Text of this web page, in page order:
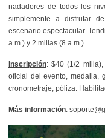
nadadores de todos los
simplemente a disfrutar
escenario espectacular.
a.m.) y 2 millas (8 a.m.)
Inscripción: $40 (1/2
oficial del evento, medalla,
cronometraje, póliza.
Más información: